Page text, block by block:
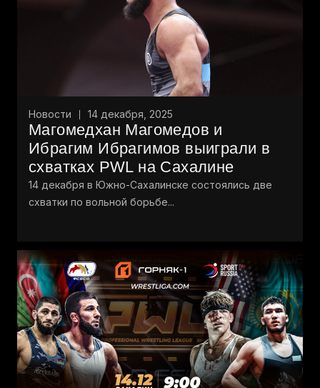
Новости 14 декабря, 2025
Магомедхан Магомедов и
Ибрагим Ибрагимов выиграли в
схватках PWL на Сахалине
14 декабря в Южно-Сахалинске состоялись две
схватки по вольной борьбе...